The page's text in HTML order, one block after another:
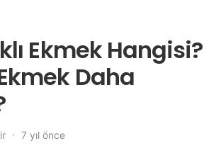
Ekmek Hangisi?
Daha
7 yıl önce